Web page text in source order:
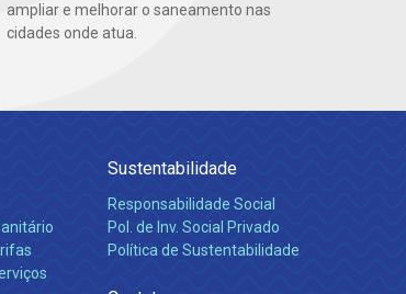
ampliar e melhorar o saneamento nas
cidades onde atua.
Sustentabilidade
Responsabilidade Social
Pol. de Inv. Social Privado
Política de Sustentabilidade